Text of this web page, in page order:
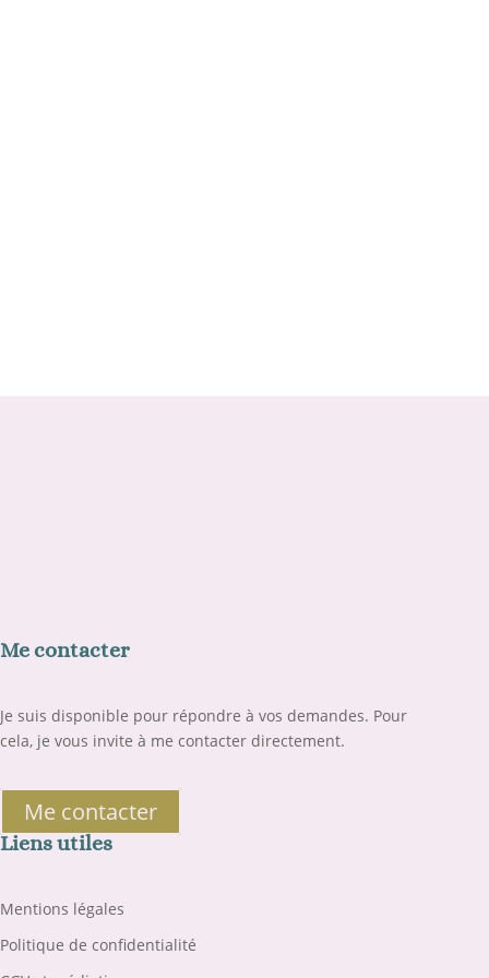
Me contacter
Je suis disponible pour répondre à vos demandes. Pour
cela, je vous invite à me contacter directement.
Me contacter
Liens utiles
Mentions légales
Politique de confidentialité